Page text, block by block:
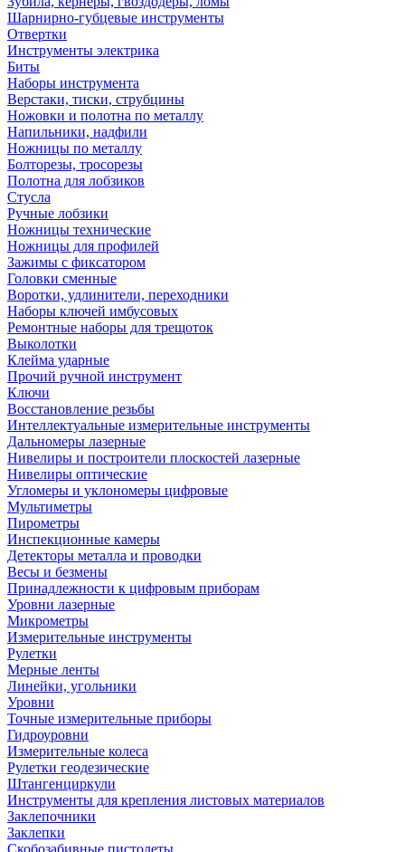
Шарнирно-губцевые инструменты
Отвертки
Инструменты электрика
Биты
Наборы инструмента
Верстаки, тиски, струбцины
Ножовки и полотна по металлу
Напильники, надфили
Ножницы по металлу
Болторезы, тросорезы
Полотна для лобзиков
Стусла
Ручные лобзики
Ножницы технические
Ножницы для профилей
Зажимы с фиксатором
Головки сменные
Воротки, удлинители, переходники
Наборы ключей имбусовых
Ремонтные наборы для трещоток
Выколотки
Клейма ударные
Прочий ручной инструмент
Ключи
Восстановление резьбы
Интеллектуальные измерительные инструменты
Дальномеры лазерные
Нивелиры и построители плоскостей лазерные
Нивелиры оптические
Угломеры и уклономеры цифровые
Мультиметры
Пирометры
Инспекционные камеры
Детекторы металла и проводки
Весы и безмены
Принадлежности к цифровым приборам
Уровни лазерные
Микрометры
Измерительные инструменты
Рулетки
Мерные ленты
Линейки, угольники
Уровни
Точные измерительные приборы
Гидроуровни
Измерительные колеса
Рулетки геодезические
Штангенциркули
Инструменты для крепления листовых материалов
Заклепочники
Заклепки
Скобозабивные пистолеты